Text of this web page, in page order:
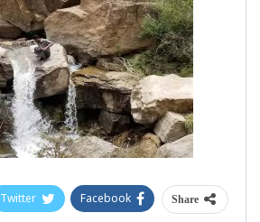
Share
Facebook
Twitter